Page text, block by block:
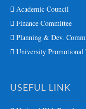
Academic Council
Finance Committee
Planning & Dev.
University Promotional
USEFUL LINK